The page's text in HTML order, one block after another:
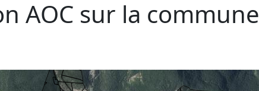
AOC sur la commune